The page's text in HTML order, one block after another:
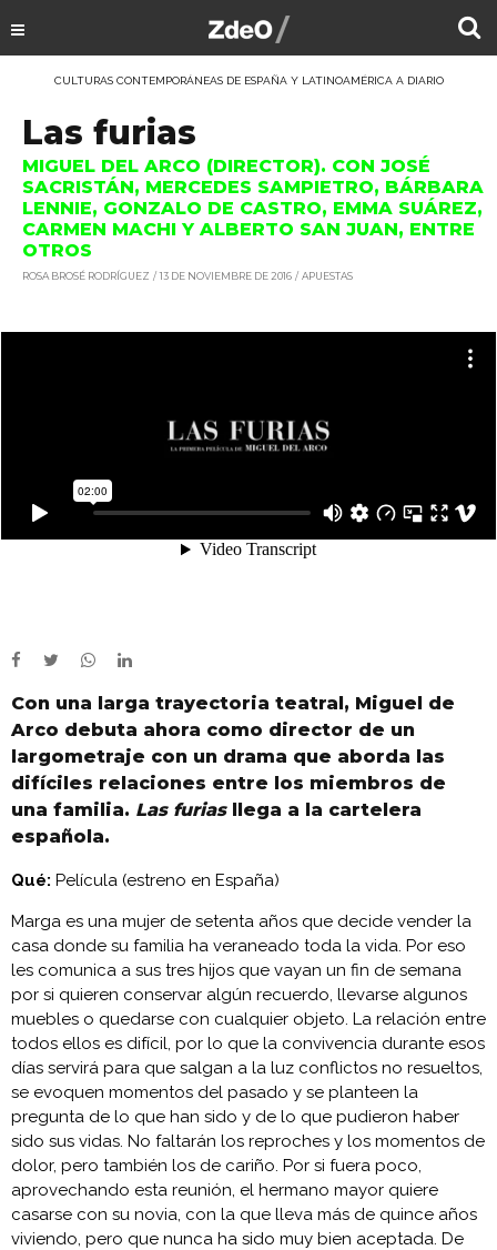
CULTURAS CONTEMPORÁNEAS DE ESPAÑA Y LATINOAMÉRICA A DIARIO
Las furias
MIGUEL DEL ARCO (DIRECTOR). CON JOSÉ
SACRISTÁN, MERCEDES SAMPIETRO, BÁRBARA
LENNIE, GONZALO DE CASTRO, EMMA SUÁREZ,
CARMEN MACHI Y ALBERTO SAN JUAN, ENTRE
OTROS
ROSA BROSÉ RODRÍGUEZ 13 DE NOVIEMBRE DE 2016 APUESTAS
Con una larga trayectoria teatral, Miguel de
Arco debuta ahora como director de un
largometraje con un drama que aborda las
difíciles relaciones entre los miembros de
una familia. Las furiasllega a la cartelera
española.
Qué: Película (estreno en España)
Marga es una mujer de setenta años que decide vender la
casa donde su familia ha veraneado toda la vida. Por eso
les comunica a sus tres hijos que vayan un fin de semana
por si quieren conservar algún recuerdo, llevarse algunos
muebles o quedarse con cualquier objeto. La relación entre
todos ellos es difícil, por lo que la convivencia durante esos
días servirá para que salgan a la luz conflictos no resueltos,
se evoquen momentos del pasado y se planteen la
pregunta de lo que han sido y de lo que pudieron haber
sido sus vidas. No faltarán los reproches y los momentos de
dolor, pero también los de cariño. Por si fuera poco,
aprovechando esta reunión, el hermano mayor quiere
casarse con su novia, con la que lleva más de quince años
viviendo, pero que nunca ha sido muy bien aceptada. De